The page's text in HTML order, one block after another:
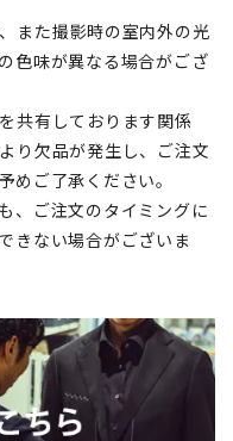
また撮影時の室内外の光
色味が異なる場合がござ
共有しております関係
り欠品が発生し、ご注文
めご了承ください。
、ご注文のタイミングに
きない場合がございま